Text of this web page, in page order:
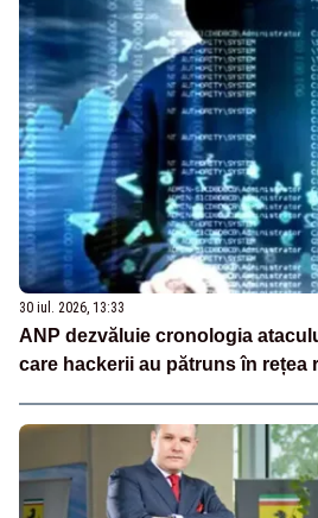
30 iul. 2026, 13:33
ANP dezvăluie cronologia
care hackerii au pătruns în rețea